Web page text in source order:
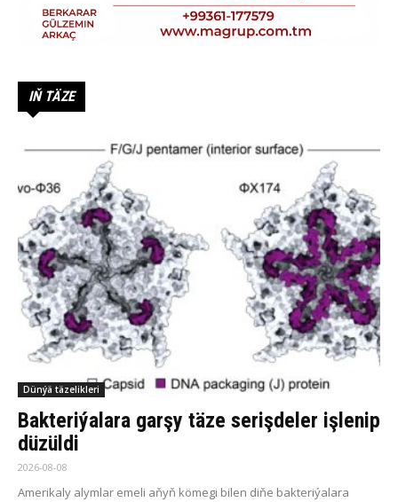
IŇ TÄZE
Dünýä täzelikleri
Bakteriýalara garşy täze serişdeler işlenip
düzüldi
2026-08-08
Amerikaly alymlar emeli aňyň kömegi bilen diňe bakteriýalara